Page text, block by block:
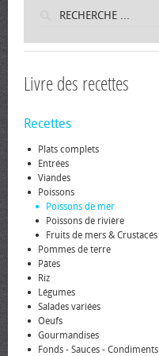
Livre des recettes
Recettes
Plats complets
Entrées
Viandes
Poissons
Poissons de mer
Poissons de rivière
Fruits de mers & Crustacés
Pommes de terre
Pâtes
Riz
Légumes
Salades variées
Oeufs
Gourmandises
Fonds - Sauces - Condiments